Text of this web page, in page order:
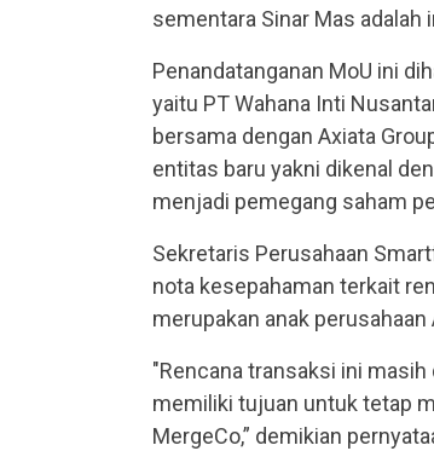
sementara Sinar Mas
Penandatanganan MoU ini
yaitu PT Wahana Inti
bersama dengan Axiata
entitas baru yakni dikenal
menjadi pemegang saham
Sekretaris Perusahaan
nota kesepahaman terkait
merupakan anak
"Rencana transaksi ini masih
memiliki tujuan untuk tetap
MergeCo,” demikian